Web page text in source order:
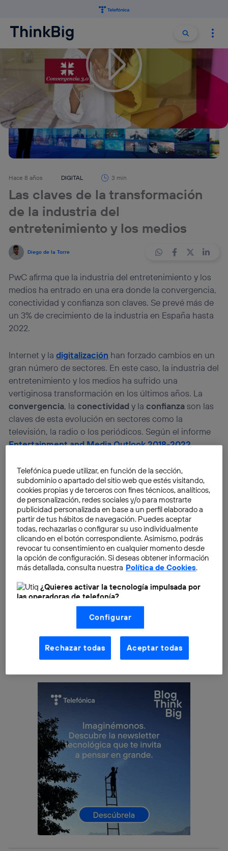
Buscar
Hace 8 años DIGITAL 3 min
Las claves de la transformación
de la industria del
entretenimiento y los medios
Diego de la Torre
PwC afirma que la industria del entretenimiento y los
medios ha entrado en una era donde la convergencia,
conectividad y confianza son claves. Se prevé más de
un 3% de crecimiento de la industria en España hasta
2022.
Internet y ladigitalización han forzado cambios en un
gran número de sectores. En este caso, la industria del
entretenimiento y los medios ha sufrido una
vertiginosa transformación en los últimos años. La
convergencia, laconectividady laconfianzason las
claves de esta evolución en sectores como la
televisión, la radio o los periódicos. Según el informe
Entertainment and Media Outlook 2018-2022,
publicidad digital y realidad virtual serán los puntos
fuertes de esta industria. Según sus datos, las
perspectivas de crecimiento de estaindustria en
Españason buenas.
“A nivel global,el mercado digital ya supone el 50,8%
de los ingresos del sectory esperamos que, en 2022,
ese peso aumente hasta el 56,9%. En España, la
tendencia es la misma. Las empresas son conscientes
de que yano pueden confiar en las fuentes de
ingresos tradicionales, y saben que tienen que
transformar sus modelos de negocios y buscar otras
Patricia Manca
responsable del sector de Entretenimiento y Medios
, en el informe.
Telefónica puede utilizar, en función de la sección,
subdominio o apartado del sitio web que estés visitando,
cookies propias y de terceros con fines técnicos, analíticos,
de personalización, redes sociales y/o para mostrarte
publicidad personalizada en base a un perfil elaborado a
partir de tus hábitos de navegación. Puedes aceptar
todas, rechazarlas o configurar su uso individualmente
clicando en el botón correspondiente. Asimismo, podrás
revocar tu consentimiento en cualquier momento desde
la opción de configuración. Si deseas obtener información
más detallada, consulta nuestra Política de Cookies.
¿Quieres activar la tecnología impulsada por
las operadoras de telefonía?
Nosotros, Telefónica S.A., utilizamos la tecnología Utiq para
realizar nuestras acciones de marketing digital o análisis
(como se describe en este aviso de consentimiento)
basadas en tu navegación en nuestra(s) web(s)
aquí(solo cuando utilizas una conexión a
internet habilitada , proporcionada por una de las
operadoras de telefonía participantes, y otorgas tu
La tecnología Utiq está diseñada con la privacidad como
prioridad ofreciéndote elección y control.
La tecnología utiliza un identificador cifrado creado por tu
operadora de telefonía
, utilizando tu dirección IP y otra
información de la cuenta de cliente de
telecomunicaciones vinculada a la conexión que utilizas
(p. ej., número de teléfono móvil).
Este identificador se asigna a la conexión de internet, por
lo que cualquier persona que conecte su dispositivo y
consienta el uso de la tecnología recibirá el mismo
identificador. Típicamente:
Si utilizas unaconexión de banda ancha
el marketing o análisis se realizará en función de las
actividades de navegación de los miembros del hogar
que hayan dado su consentimiento.
Configurar
Rechazar todas Aceptar todas